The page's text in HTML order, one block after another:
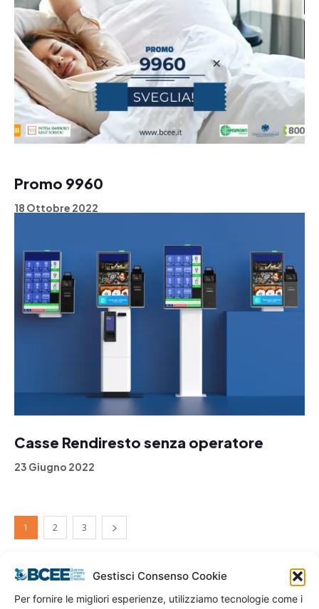
Gestisci Consenso Cookie
Per fornire le migliori esperienze, utilizziamo tecnologie come i
Promo 9960
18 Ottobre 2022
Casse Rendiresto senza operatore
23 Giugno 2022
1 2 3